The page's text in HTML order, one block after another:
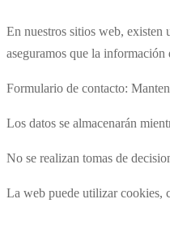
En nuestros sitios web, existen
aseguramos que la
Formulario de contacto:
Los datos se almacenarán
No se realizan tomas de
La web puede utilizar cookies,